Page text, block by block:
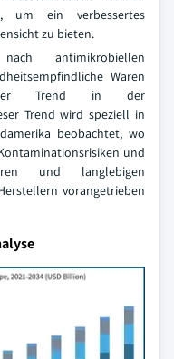
um ein verbessertes
zu bieten.
antimikrobiellen
Waren
Trend in der
Trend wird speziell in
beobachtet, wo
und
und langlebigen
vorangetrieben